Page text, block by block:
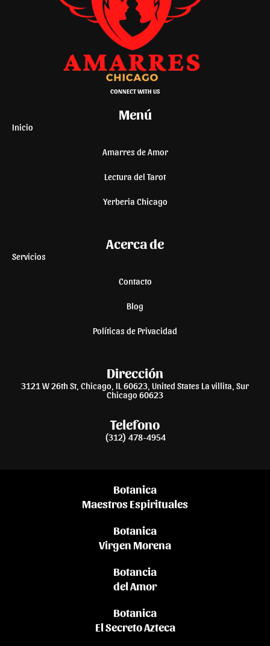
CONNECT WITH US
Menú
Inicio
Amarres de Amor
Lectura del Tarot
Yerberia Chicago
Acerca de
Servicios
Contacto
Blog
Políticas de Privacidad
Dirección
3121 W 26th St, Chicago, IL 60623, United States La villita, Sur
Chicago 60623
Telefono
(312) 478-4954
Botanica
Maestros Espirituales
Botanica
Virgen Morena
Botancia
del Amor
Botanica
El Secreto Azteca